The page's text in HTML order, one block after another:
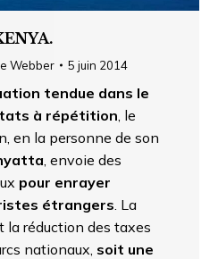
Webber 5 juin 2014
tendue dans le
à répétition , le
en la personne de son
, envoie des
pour enrayer
étrangers . La
la réduction des taxes
nationaux, soit une